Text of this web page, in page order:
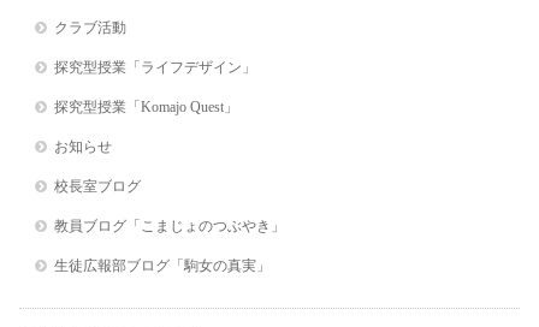
クラブ活動
探究型授業「ライフデザイン」
探究型授業「Komajo Quest」
お知らせ
校長室ブログ
教員ブログ「こまじょのつぶやき」
生徒広報部ブログ「駒女の真実」